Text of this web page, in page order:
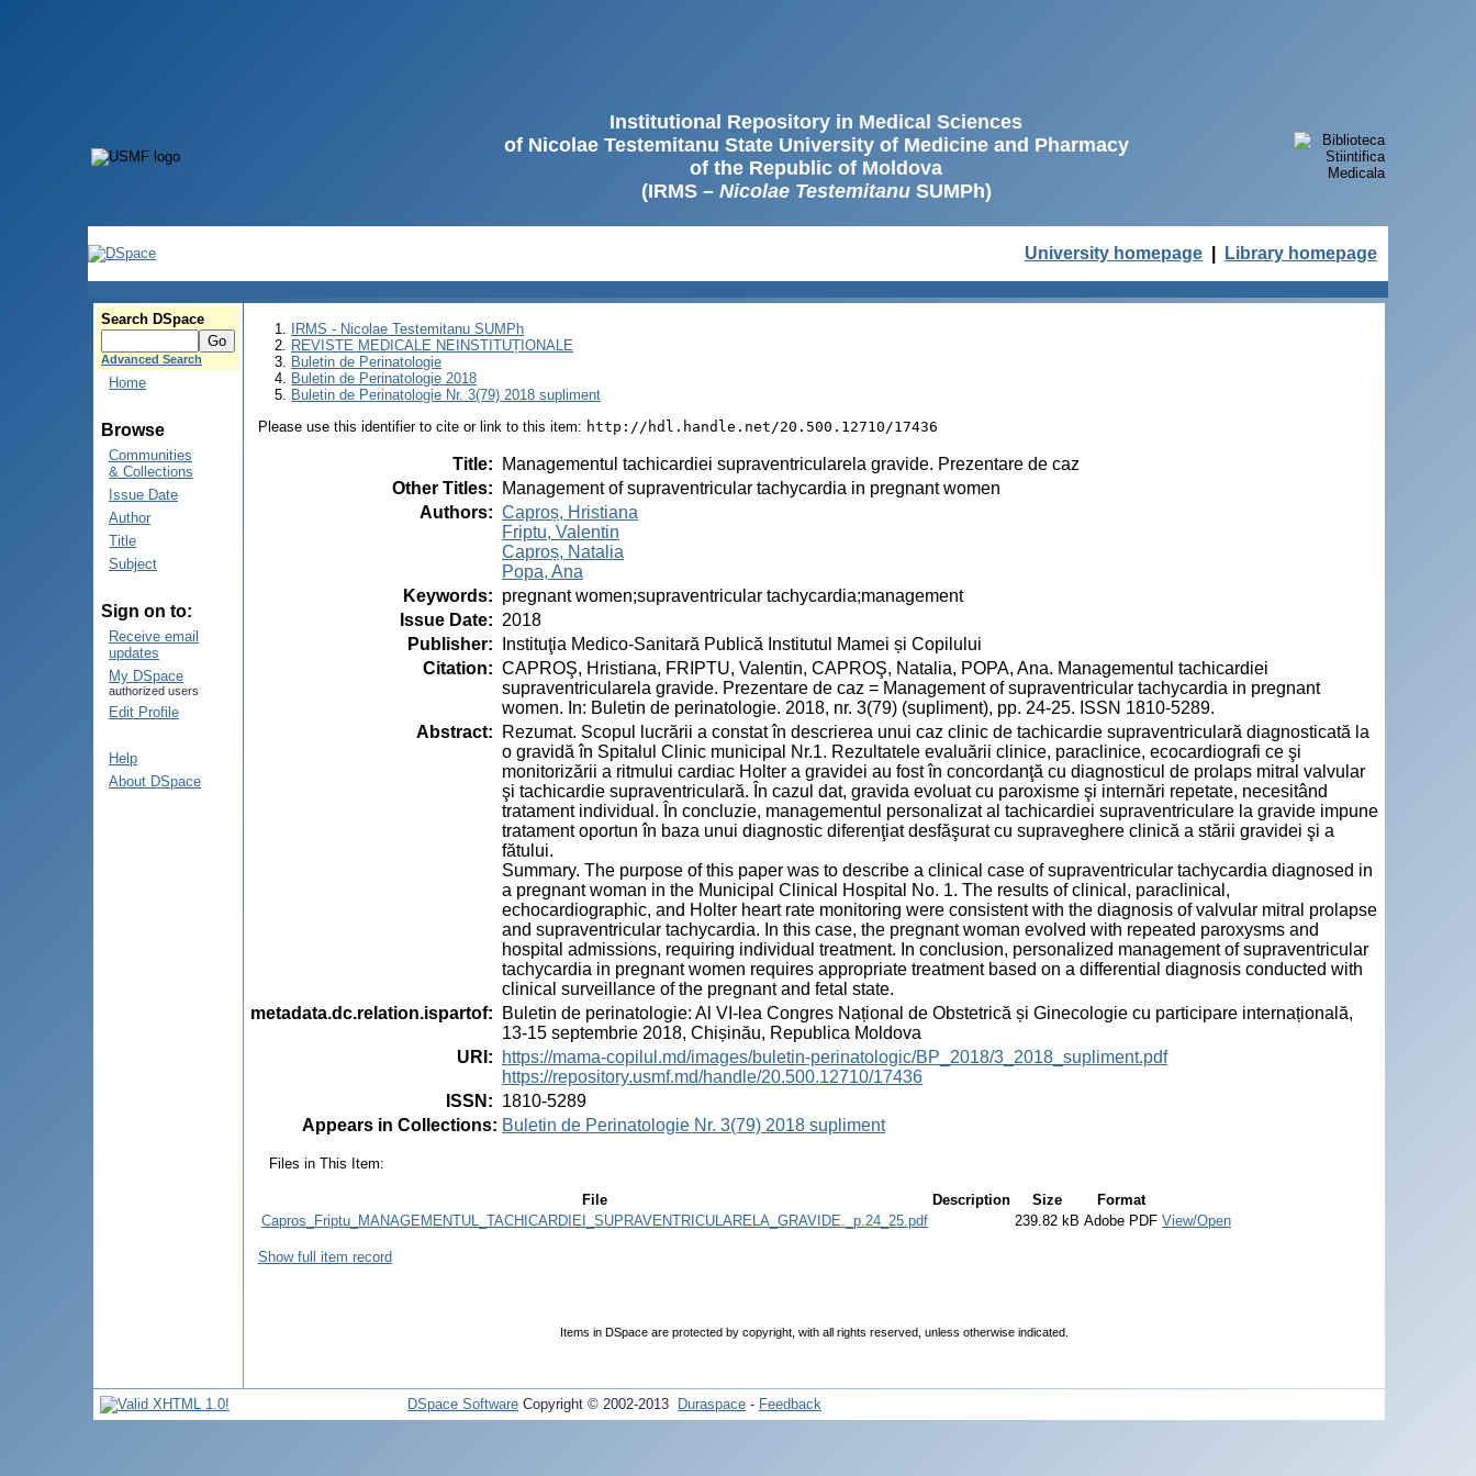
Institutional Repository in Medical Sciences
of Nicolae Testemitanu State University of Medicine and Pharmacy
of the Republic of Moldova
(IRMS – Nicolae TestemitanuSUMPh)
University homepage Library homepage
Search DSpace
Advanced Search
Home
Browse
Communities
& Collections
Issue Date
Author
Title
Subject
Sign on to:
Receive email
updates
My DSpace
authorized users
Edit Profile
Help
About DSpace
IRMS - Nicolae Testemitanu SUMPh
REVISTE MEDICALE NEINSTITUȚIONALE
Buletin de Perinatologie
Buletin de Perinatologie 2018
Buletin de Perinatologie Nr. 3(79) 2018 supliment
Please use this identifier to cite or link to this item: http://hdl.handle.net/20.500.12710/17436
Title:
Managementul tachicardiei supraventricularela gravide. Prezentare de caz
Other Titles:
Management of supraventricular tachycardia in pregnant women
Authors: Caproș, Hristiana
Friptu, Valentin
Caproș, Natalia
Popa, Ana
Keywords: pregnant women;supraventricular tachycardia;management
Issue Date: 2018
Publisher:
Instituţia Medico-Sanitară Publică Institutul Mamei și Copilului
Citation: CAPROŞ, Hristiana, FRIPTU, Valentin, CAPROŞ, Natalia, POPA, Ana. Managementul tachicardiei
supraventricularela gravide. Prezentare de caz = Management of supraventricular tachycardia in pregnant
women. In: Buletin de perinatologie. 2018, nr. 3(79) (supliment), pp. 24-25. ISSN 1810-5289.
Abstract:
Rezumat. Scopul lucrării a constat în descrierea unui caz clinic de tachicardie supraventriculară diagnosticată la
o gravidă în Spitalul Clinic municipal Nr.1. Rezultatele evaluării clinice, paraclinice, ecocardiografi ce şi
monitorizării a ritmului cardiac Holter a gravidei au fost în concordanţă cu diagnosticul de prolaps mitral valvular
şi tachicardie supraventriculară. În cazul dat, gravida evoluat cu paroxisme şi internări repetate, necesitând
tratament individual. În concluzie, managementul personalizat al tachicardiei supraventriculare la gravide impune
tratament oportun în baza unui diagnostic diferenţiat desfăşurat cu supraveghere clinică a stării gravidei şi a
fătului.
Summary. The purpose of this paper was to describe a clinical case of supraventricular tachycardia diagnosed in
a pregnant woman in the Municipal Clinical Hospital No. 1. The results of clinical, paraclinical,
echocardiographic, and Holter heart rate monitoring were consistent with the diagnosis of valvular mitral prolapse
and supraventricular tachycardia. In this case, the pregnant woman evolved with repeated paroxysms and
hospital admissions, requiring individual treatment. In conclusion, personalized management of supraventricular
tachycardia in pregnant women requires appropriate treatment based on a differential diagnosis conducted with
clinical surveillance of the pregnant and fetal state.
metadata.dc.relation.ispartof:
Buletin de perinatologie: Al VI-lea Congres Național de Obstetrică și Ginecologie cu participare internațională,
13-15 septembrie 2018, Chișinău, Republica Moldova
URI :
https://mama-copilul.md/images/buletin-perinatologic/BP_2018/3_2018_supliment.pdf
https://repository.usmf.md/handle/20.500.12710/17436
ISSN : 1810-5289
Appears in Collections: Buletin de Perinatologie Nr. 3(79) 2018 supliment
Files in This Item:
File Description Size
Format
Capros_Friptu_MANAGEMENTUL_TACHICARDIEI_SUPRAVENTRICULARELA_GRAVIDE._p.24_25.pdf
239.82 kB Adobe PDF View/Open
Show full item record
Items in DSpace are protected by copyright, with all rights reserved, unless otherwise indicated.
DSpace Software Copyright © 2002-2013 Duraspace - Feedback